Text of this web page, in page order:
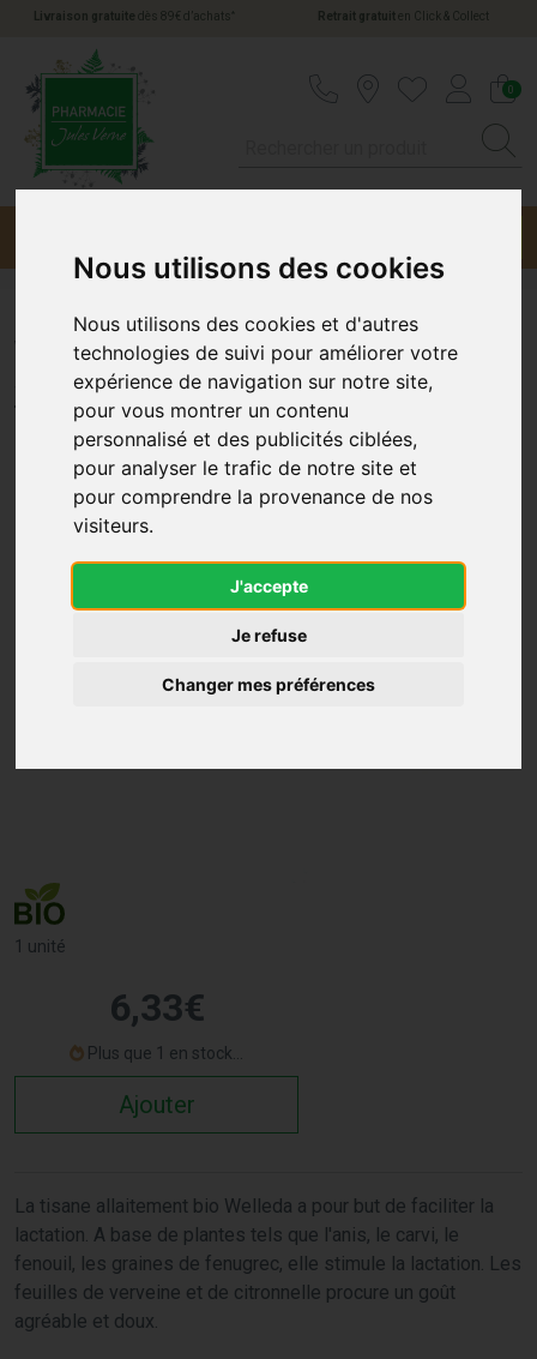
Nous utilisons des cookies
Nous utilisons des cookies et d'autres
technologies de suivi pour améliorer votre
expérience de navigation sur notre site,
pour vous montrer un contenu
personnalisé et des publicités ciblées,
pour analyser le trafic de notre site et
pour comprendre la provenance de nos
visiteurs.
J'accepte
Je refuse
Changer mes préférences
Livraison gratuite dès 89€ d’achats * Retrait gratuiten Click & Collect
0
Weleda Tis Allait Sac 20
WELEDA
1 unité
6,33€
Plus que 1 en stock...
Ajouter
La tisane allaitement bio Welleda a pour but de faciliter la
lactation. A base de plantes tels que l'anis, le carvi, le
fenouil, les graines de fenugrec, elle stimule la lactation. Les
feuilles de verveine et de citronnelle procure un goût
agréable et doux.